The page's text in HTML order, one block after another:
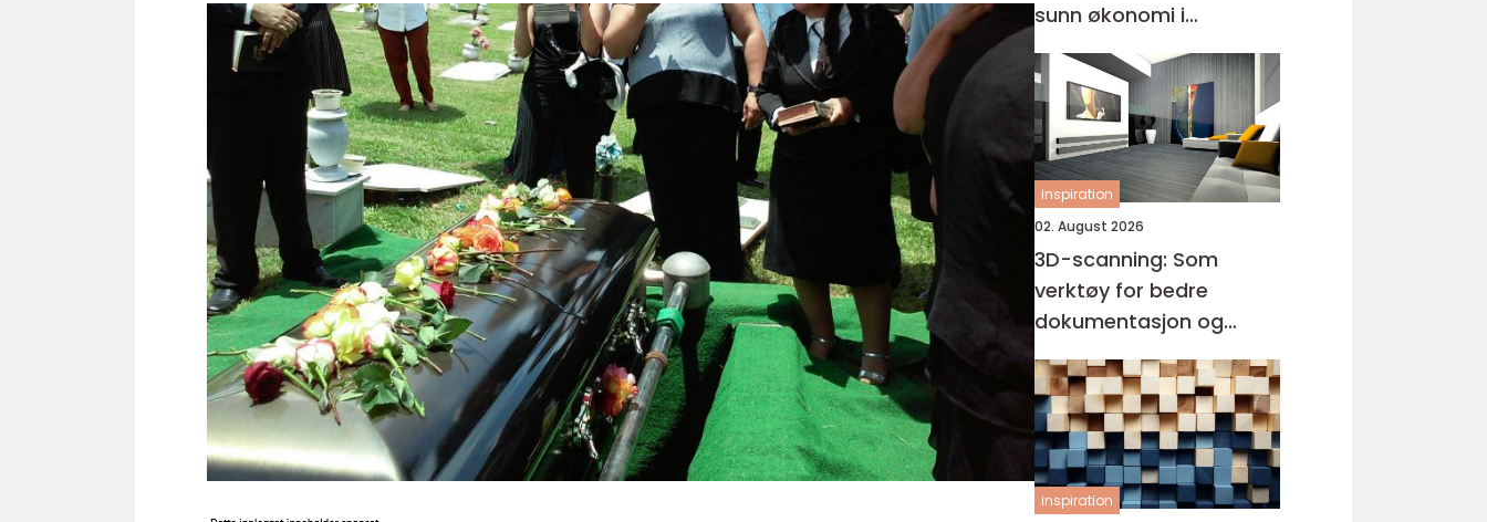
sunn økonomi i
bedriften
inspiration
02. August 2026
3D-scanning: Som
verktøy for bedre
dokumentasjon og
visualisering
inspiration